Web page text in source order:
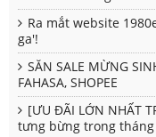
Ra mắt website
ga'!
SĂN SALE MỪNG
FAHASA, SHOPEE
[ƯU ĐÃI LỚN NHẤT
tưng bừng trong